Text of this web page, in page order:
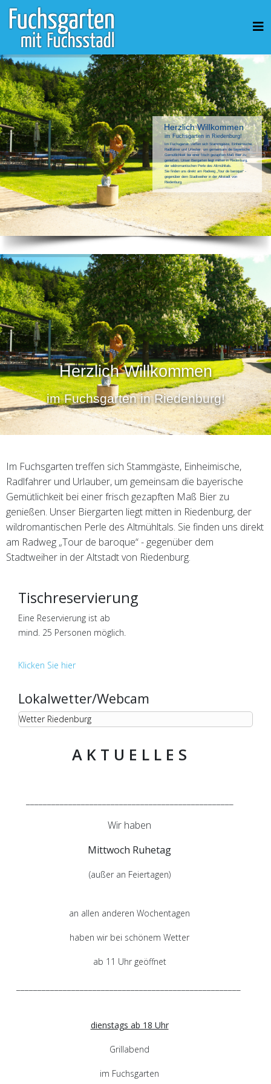
Herzlich Willkommen
im Fuchsgarten in Riedenburg!
Im Fuchsgarten treffen sich Stammgäste, Einheimische,
Radlfahrer und Urlauber, um gemeinsam die bayerische
Gemütlichkeit bei einer frisch gezapften Maß Bier zu
genießen. Unser Biergarten liegt mitten in Riedenburg,
der wildromantischen Perle des Altmühltals.
Sie finden uns direkt am Radweg „Tour de baroque“ -
gegenüber dem Stadtweiher in der Altstadt von
Riedenburg.
Herzlich Willkommen
im Fuchsgarten in Riedenburg!
Im Fuchsgarten treffen sich Stammgäste, Einheimische,
Radlfahrer und Urlauber, um gemeinsam die bayerische
Gemütlichkeit bei einer frisch gezapften Maß Bier zu
genießen. Unser Biergarten liegt mitten in Riedenburg, der
wildromantischen Perle des Altmühltals. Sie finden uns direkt
am Radweg „Tour de baroque“ - gegenüber dem
Stadtweiher in der Altstadt von Riedenburg.
Tischreservierung
Eine Reservierung ist ab
mind. 25 Personen möglich.
Klicken Sie hier
Lokalwetter/Webcam
Wetter Riedenburg
A K T U E L L E S
Wir haben
Mittwoch Ruhetag
(außer an Feiertagen)
an allen anderen Wochentagen
haben wir bei schönem Wetter
ab 11 Uhr geöffnet
dienstags ab 18 Uhr
Grillabend
im Fuchsgarten